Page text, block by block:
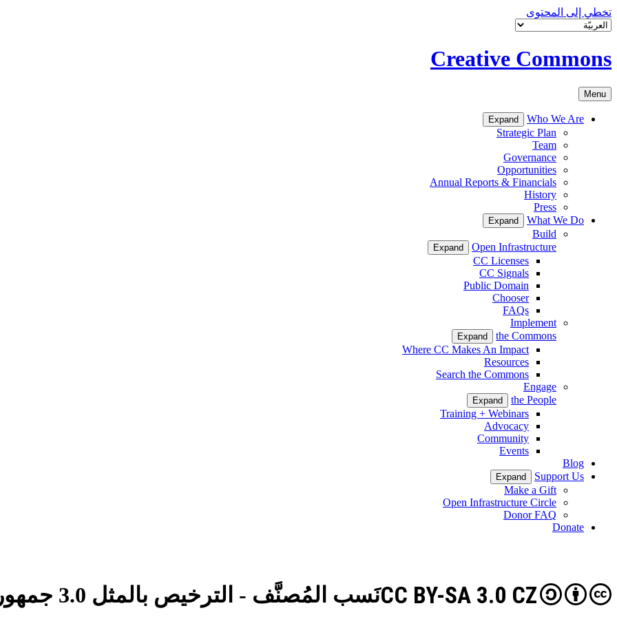
تخطي إلى المحتوى
Creative Commons
Menu
Who We Are
Expand
Strategic Plan
Team
Governance
Opportunities
Annual Reports & Financials
History
Press
What We Do
Expand
Build
Open Infrastructure
Expand
CC Licenses
CC Signals
Public Domain
Chooser
FAQs
Implement
the Commons
Expand
Where CC Makes An Impact
Resources
Search the Commons
Engage
the People
Expand
Training + Webinars
Advocacy
Community
Events
Blog
Support Us
Expand
Make a Gift
Open Infrastructure Circle
Donor FAQ
Donate
نَسب المُصنَّف - الترخيص بالمثل 3.0 جمهورية التشيكCC BY-SA 3.0 CZ